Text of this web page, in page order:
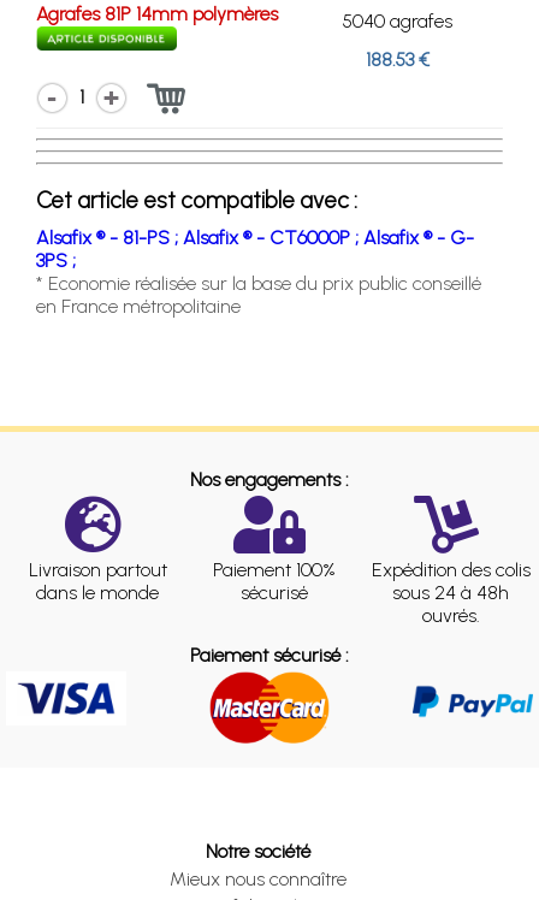
Agrafes 81P 14mm polymères
5040 agrafes
188.53 €
1
Cet article est compatible avec :
Alsafix ® - 81-PS ; Alsafix ® - CT6000P ; Alsafix ® - G-
3PS ;
* Economie réalisée sur la base du prix public conseillé
en France métropolitaine
Nos engagements :
Livraison partout
dans le monde
Paiement 100%
sécurisé
Expédition des colis
sous 24 à 48h
ouvrés.
Paiement sécurisé :
Notre société
Mieux nous connaître